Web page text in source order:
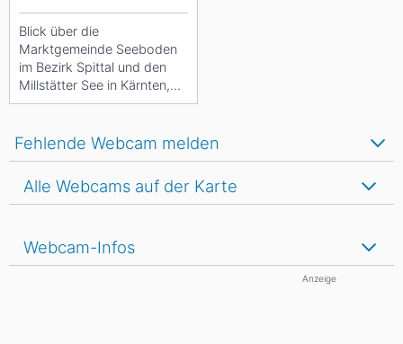
Blick über die
Marktgemeinde Seeboden
im Bezirk Spittal und den
Millstätter See in Kärnten,
Österreich.
Fehlende Webcam melden
Alle Webcams auf der Karte
Webcam-Infos
Anzeige